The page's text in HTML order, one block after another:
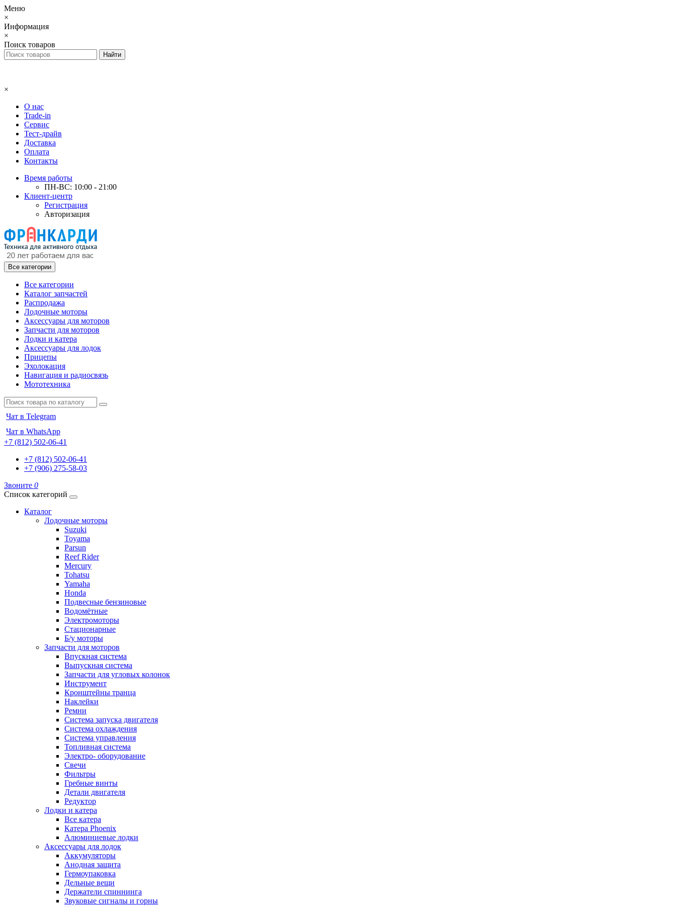
Меню
×
Информация
×
Поиск товаров
×
О нас
Trade-in
Сервис
Тест-драйв
Доставка
Оплата
Контакты
Время работы
ПН-ВС: 10:00 - 21:00
Клиент-центр
Регистрация
Авторизация
Все категории
Все категории
Каталог запчастей
Распродажа
Лодочные моторы
Аксессуары для моторов
Запчасти для моторов
Лодки и катера
Аксессуары для лодок
Прицепы
Эхолокация
Навигация и радиосвязь
Мототехника
Чат в Telegram
Чат в WhatsApp
+7 (812) 502-06-41
+7 (812) 502-06-41
+7 (906) 275-58-03
Звоните 0
Список категорий
Каталог
Лодочные моторы
Suzuki
Toyama
Parsun
Reef Rider
Mercury
Tohatsu
Yamaha
Honda
Подвесные бензиновые
Водомётные
Электромоторы
Стационарные
Б/у моторы
Запчасти для моторов
Впускная система
Выпускная система
Запчасти для угловых колонок
Инструмент
Кронштейны транца
Наклейки
Ремни
Система запуска двигателя
Система охлаждения
Система управления
Топливная система
Электро- оборудование
Свечи
Фильтры
Гребные винты
Детали двигателя
Редуктор
Лодки и катера
Все катера
Катера Phoenix
Алюминиевые лодки
Аксессуары для лодок
Аккумуляторы
Анодная защита
Гермоупаковка
Дельные вещи
Держатели спиннинга
Звуковые сигналы и горны